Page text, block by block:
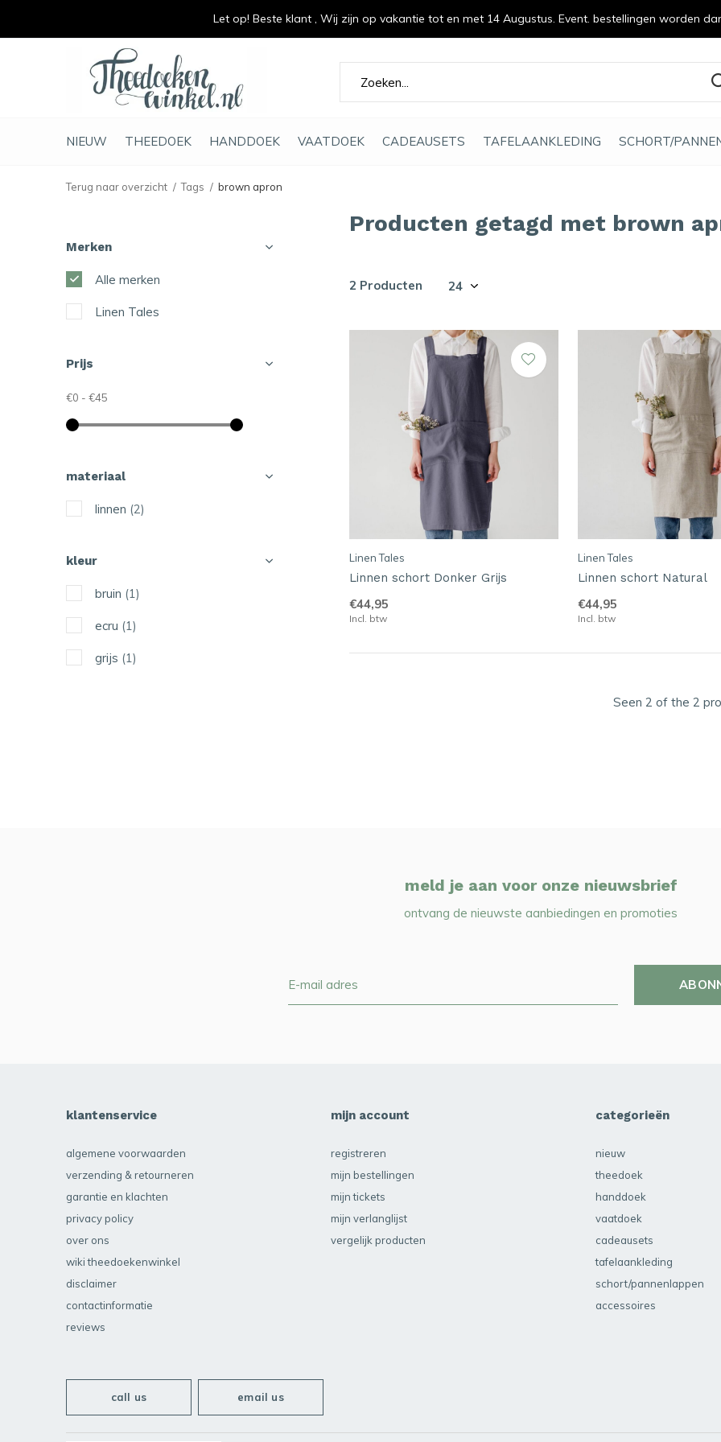
NIEUW THEEDOEK HANDDOEK VAATDOEK CADEAUSETS TAFELAANKLEDING SCHORT/
duurzaam en met liefde gemaakt
Terug naar overzicht Tags brown apron
Producten getagd met brown
2 Producten
Linen Tales
Linnen schort Donker Grijs
€44,95
Incl. btw
Linen Tales
Linnen schort Natural
€44,95
Incl. btw
Seen 2 of the 2
Merken
Alle merken
Linen Tales
Prijs
€0 - €45
materiaal
linnen (2)
kleur
bruin (1)
ecru (1)
grijs (1)
meld je aan voor onze nieuwsbrief
ontvang de nieuwste aanbiedingen en promoties
klantenservice
algemene voorwaarden
verzending & retourneren
garantie en klachten
privacy policy
over ons
wiki theedoekenwinkel
disclaimer
contactinformatie
reviews
mijn account
registreren
mijn bestellingen
mijn tickets
mijn verlanglijst
vergelijk producten
categorieën
nieuw
theedoek
handdoek
vaatdoek
cadeausets
tafelaankleding
schort/pannenlappen
accessoires
call us email us
Let op! Beste klant , Wij zijn op vakantie tot en met 14 Augustus. Event. bestellingen worden